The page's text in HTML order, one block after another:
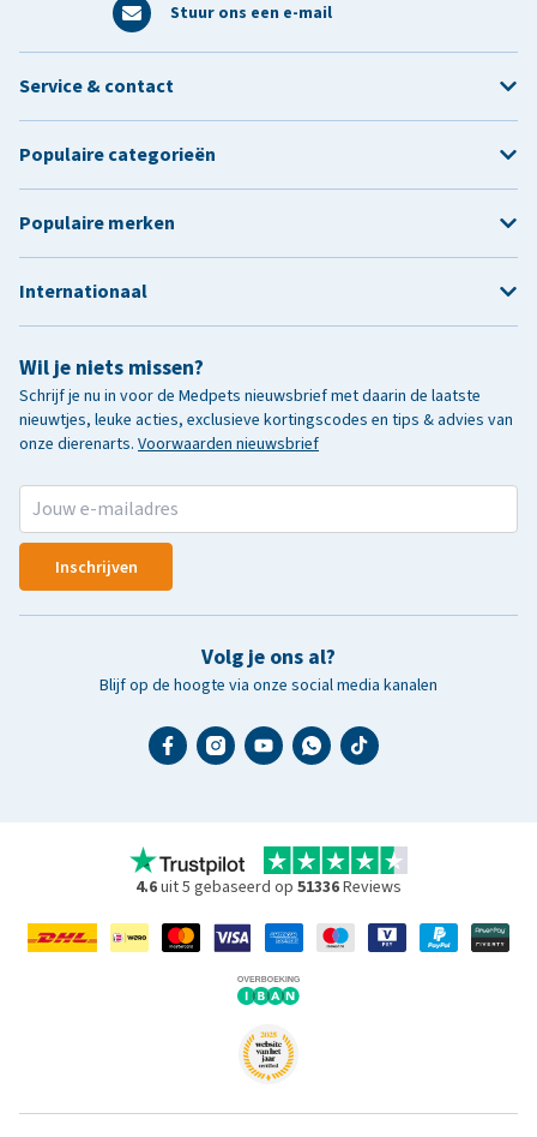
Stuur ons een e-mail
Wil je niets missen?
Schrijf je nu in voor de Medpets nieuwsbrief met daarin de laatste
nieuwtjes, leuke acties, exclusieve kortingscodes en tips & advies van
onze dierenarts. Voorwaarden nieuwsbrief
Inschrijven
Volg je ons al?
Blijf op de hoogte via onze social media kanalen
Service & contact
Populaire categorieën
Populaire merken
Internationaal
4.6uit 5 gebaseerd op 51336Reviews